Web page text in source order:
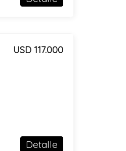
USD 117.000
Detalle